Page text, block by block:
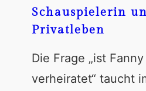
Schauspielerin
Privatleben
Die Frage „ist
verheiratet“ taucht